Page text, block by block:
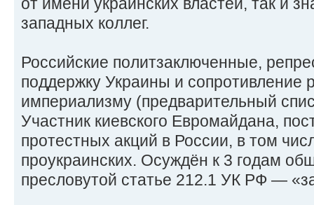
западных коллег.
Российские политзаключенные,
поддержку Украины и сопротивление
империализму (предварительный
Участник киевского Евромайдана,
протестных акций в России, в том
проукраинских. Осуждён к 3 годам
пресловутой статье 212.1 УК РФ —